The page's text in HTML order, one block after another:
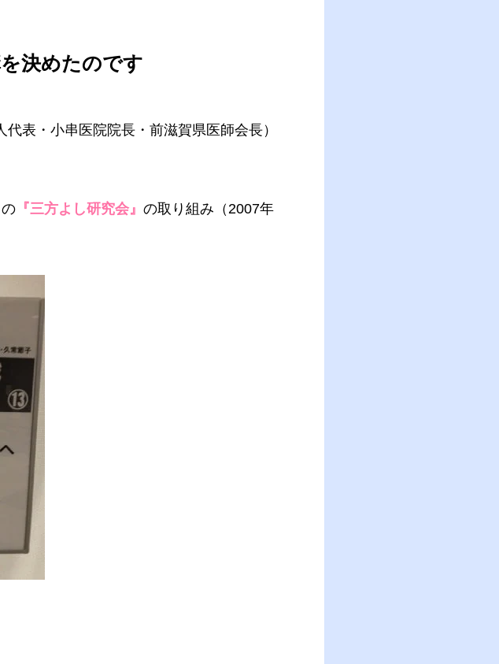
決めたのです
代表・小串医院院長・前滋賀県医師会長）
『三方よし研究会』 の取り組み（2007年